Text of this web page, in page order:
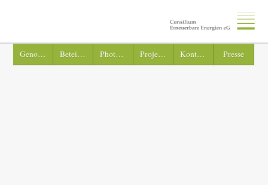
Genossenschaft Beteiligung Photovoltaik Projekte Kontakt Presse